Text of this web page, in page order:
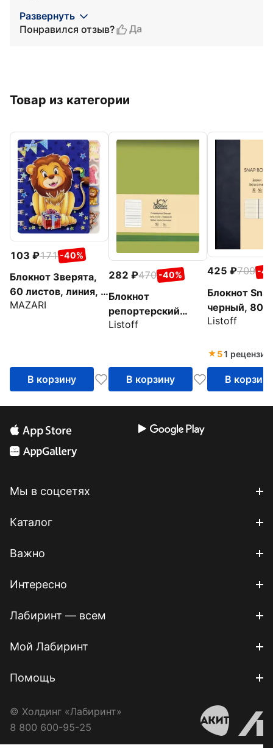
Развернуть
Понравился отзыв?
Да
Товар из категории
103 171 -40%
Блокнот Зверята,
60 листов, линия, в
ассортименте
MAZARI
В корзину
282 470 -40%
Блокнот
репортерский
Оливковый, А6-,
Listoff
В корзину
425 709 -
Блокнот
черный, 80
линия, А6+
Listoff
51 рецензия
В корзину
Мы в соцсетях
Каталог
Важно
Интересно
Лабиринт — всем
Мой Лабиринт
Помощь
© Холдинг «Лабиринт»
8 800 600-95-25